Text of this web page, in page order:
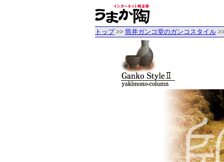
トップ>> 筒井ガンコ堂のガンコスタイル